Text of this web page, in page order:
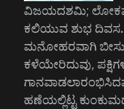
ವಿಜಯದಶಮಿ;
ಕಲಿಯುವ ಶುಭ
ಮನೋಹರವಾಗಿ
ಕಳೆಯೇರಿದುವು,
ಹಣೆಯಲ್ಲಿಟ್ಟ